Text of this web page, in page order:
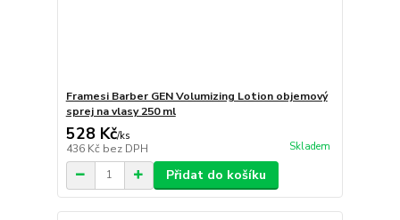
Framesi Barber GEN Volumizing Lotion objemový
sprej na vlasy 250 ml
528 Kč/ks
436 Kč bez DPH Skladem
Přidat do košíku